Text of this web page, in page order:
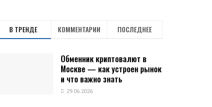
В ТРЕНДЕ КОММЕНТАРИИ ПОСЛЕДНЕЕ
Обменник криптовалют в
Москве — как устроен рынок
и что важно знать
29.06.2026